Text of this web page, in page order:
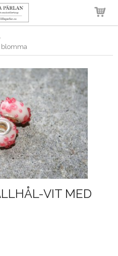
blivit tillagd i
blomma
VIT MED